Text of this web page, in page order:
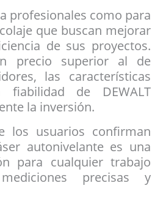
profesionales como para
que buscan mejorar
de sus proyectos.
precio superior al de
las características
fiabilidad de DEWALT
la inversión.
los usuarios confirman
autonivelante es una
para cualquier trabajo
precisas y